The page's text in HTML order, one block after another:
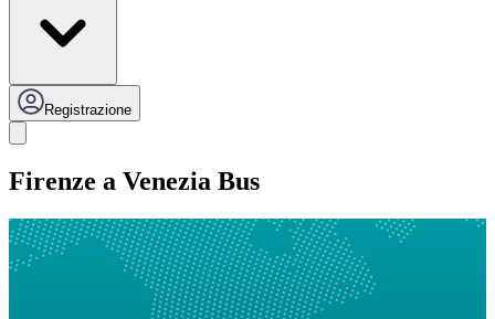
Registrazione
Firenze a Venezia Bus